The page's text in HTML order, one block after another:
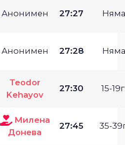
Анонимен 27:27 Няма
Анонимен 27:28 Няма
Teodor
Kehayov
27:30 15-
Милена
Донева
27:45 35-